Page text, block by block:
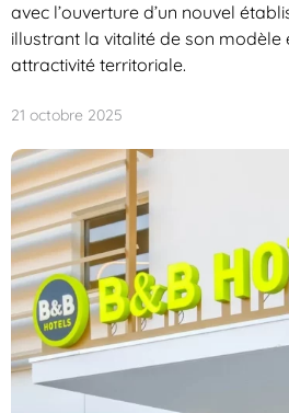
avec l’ouverture d’un nouvel
illustrant la vitalité de son modèle
attractivité territoriale.
21 octobre 2025